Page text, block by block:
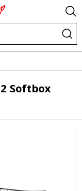
Softbox